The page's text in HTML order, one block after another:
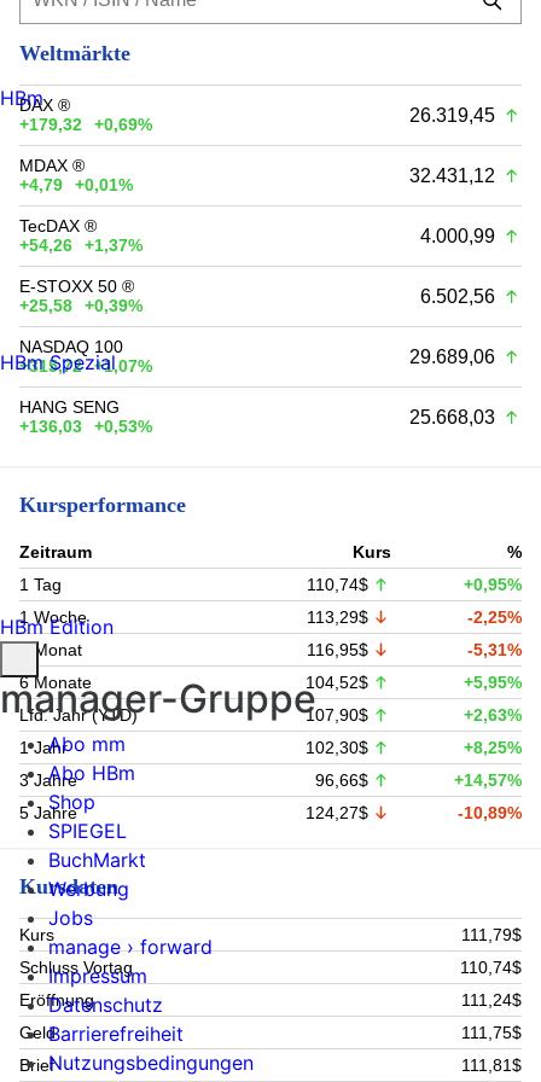
Weltmärkte
DAX ®
+179,32
+0,69% 26.319,45
MDAX ®
+4,79
+0,01% 32.431,12
TecDAX ®
+54,26
+1,37% 4.000,99
E-STOXX 50 ®
+25,58
+0,39% 6.502,56
NASDAQ 100
+315,72
+1,07% 29.689,06
HANG SENG
+136,03
+0,53% 25.668,03
Kursperformance
Zeitraum Kurs
%
1 Tag
110,74$
+0,95%
1 Woche
113,29$
-2,25%
1 Monat
116,95$
-5,31%
6 Monate
104,52$
+5,95%
Lfd. Jahr (YTD)
107,90$
+2,63%
1 Jahr
102,30$
+8,25%
3 Jahre
96,66$
+14,57%
5 Jahre
124,27$ -10,89%
Kursdaten
Kurs
111,79$
Schluss Vortag
110,74$
Eröffnung
111,24$
Geld
111,75$
Brief
111,81$
HBm
HBm Spezial
HBm Edition
manager-Gruppe
Abo mm
Abo HBm
Shop
SPIEGEL
BuchMarkt
Werbung
Jobs
manage › forward
Impressum
Datenschutz
Barrierefreiheit
Nutzungsbedingungen